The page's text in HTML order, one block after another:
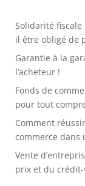
Solidarité fiscale
il être obligé de
Garantie à la
l’acheteur !
Fonds de
pour tout
Comment
commerce dans
Vente
prix et du